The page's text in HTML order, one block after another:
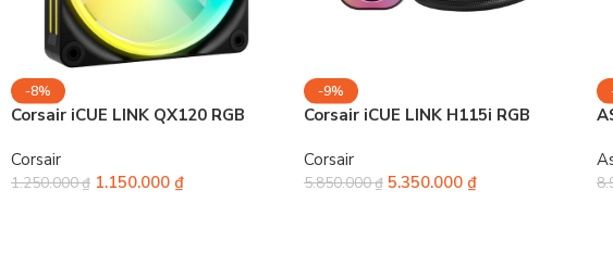
-8%
Corsair iCUE LINK QX120 RGB
Corsair
1.250.000₫ 1.150.000 ₫
-9%
Corsair iCUE LINK H115i RGB
Corsair
5.850.000₫ 5.350.000 ₫